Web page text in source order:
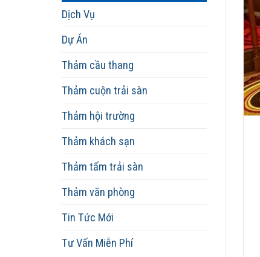
Dịch Vụ
Dự Án
Thảm cầu thang
Thảm cuộn trải sàn
Thảm hội trường
Thảm khách sạn
Thảm tấm trải sàn
Thảm văn phòng
Tin Tức Mới
Tư Vấn Miễn Phí